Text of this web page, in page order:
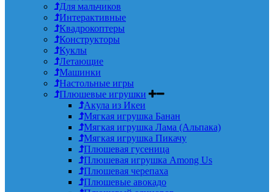
Для мальчиков
Интерактивные
Квадрокоптеры
Конструкторы
Куклы
Летающие
Машинки
Настольные игры
Плюшевые игрушки
Акула из Икеи
Мягкая игрушка Банан
Мягкая игрушка Лама (Альпака)
Мягкая игрушка Пикачу
Плюшевая гусеница
Плюшевая игрушка Among Us
Плюшевая черепаха
Плюшевые авокадо